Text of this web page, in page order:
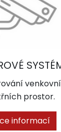
prostor.
informací